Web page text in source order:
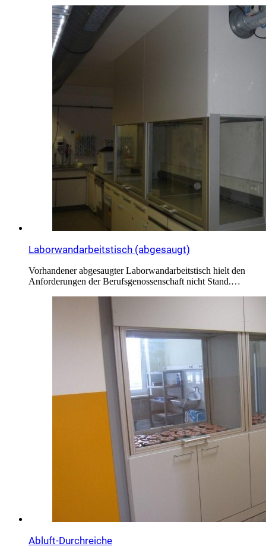
Laborwandarbeitstisch (abgesaugt)
Vorhandener abgesaugter Laborwandarbeitstisch hielt den
Anforderungen der Berufsgenossenschaft nicht Stand.…
Abluft-Durchreiche